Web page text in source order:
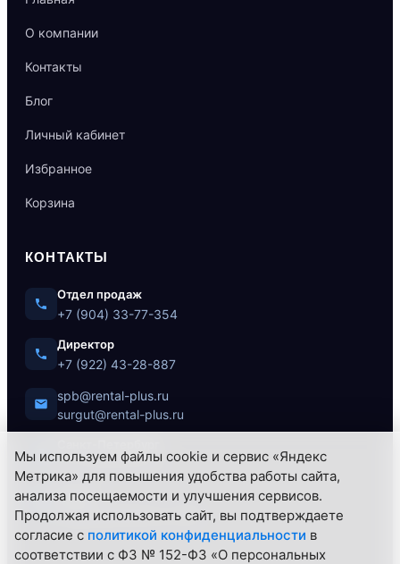
О компании
Контакты
Блог
Личный кабинет
Избранное
Корзина
КОНТАКТЫ
Отдел продаж
+7 (904) 33-77-354
Директор
+7 (922) 43-28-887
spb@rental-plus.ru
surgut@rental-plus.ru
ул. Литовская, 10
Сургут
Нефтеюганское ш., 62/1
Мы используем файлы cookie и сервис «Яндекс
Метрика» для повышения удобства работы сайта,
анализа посещаемости и улучшения сервисов.
Продолжая использовать сайт, вы подтверждаете
согласие с политикой конфиденциальности в
соответствии с ФЗ № 152-ФЗ «О персональных